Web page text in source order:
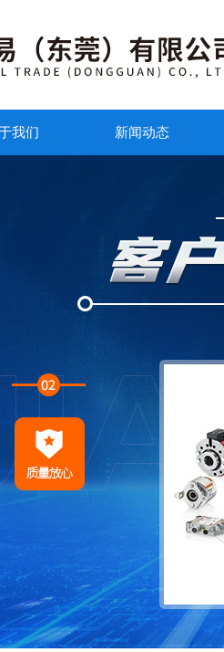
我们 新闻动态